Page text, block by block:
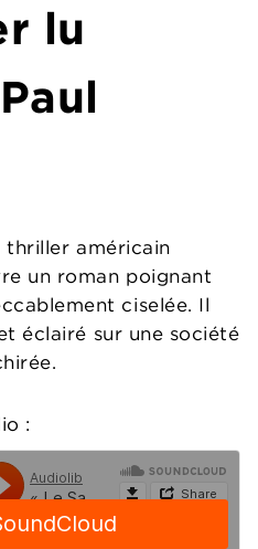
lu
thriller américain
un roman poignant
ciselée. Il
éclairé sur une société
: